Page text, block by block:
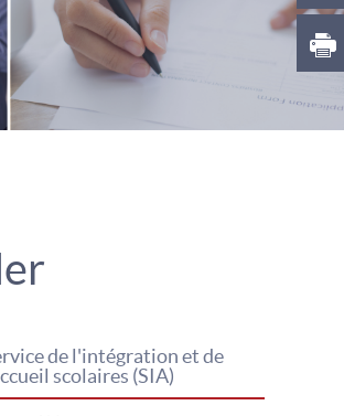
de l'intégration et de
scolaires (SIA)